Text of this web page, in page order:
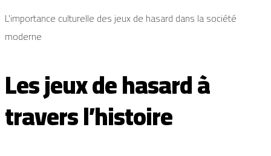
L'importance culturelle des jeux de hasard dans la société
moderne
Les jeux de hasard à
travers l’histoire